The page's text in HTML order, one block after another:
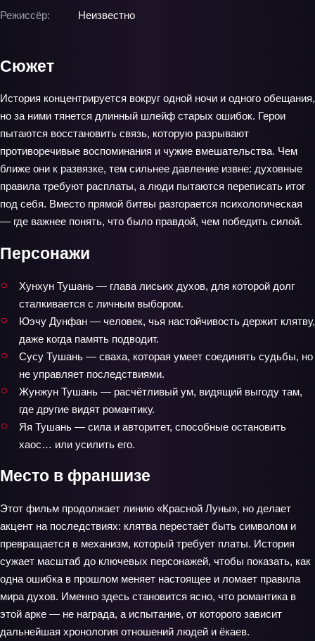
Режиссёр: Неизвестно
Сюжет
История концентрируется вокруг одной ночи и одного обещания,
но за ними тянется длинный шлейф старых ошибок. Герои
пытаются восстановить связь, которую разрывают
противоречивые воспоминания и чужие вмешательства. Чем
ближе они к развязке, тем сильнее давление извне: духовные
правила требуют расплаты, а люди пытаются переписать итог
под себя. Вместо прямой битвы разгорается психологическая
— где важнее понять, что было правдой, чем победить силой.
Персонажи
Хунхун Тушань — глава лисьих духов, для которой долг
сталкивается с личным выбором.
Юэчу Дунфан — человек, чья настойчивость держит клятву,
даже когда память подводит.
Сусу Тушань — сваха, которая умеет соединять судьбы, но
не управляет последствиями.
Жунжун Тушань — расчётливый ум, видящий выгоду там,
где другие видят романтику.
Яя Тушань — сила и авторитет, способные остановить
хаос… или усилить его.
Место в франшизе
Этот фильм продолжает линию «Красной Луны», но делает
акцент на последствиях: клятва перестаёт быть символом и
превращается в механизм, который требует платы. История
сужает масштаб до ключевых персонажей, чтобы показать, как
одна ошибка в прошлом меняет настоящее и ломает правила
мира духов. Именно здесь становится ясно, что романтика в
этой арке — не награда, а испытание, от которого зависит
дальнейшая хронология отношений людей и ёкаев.